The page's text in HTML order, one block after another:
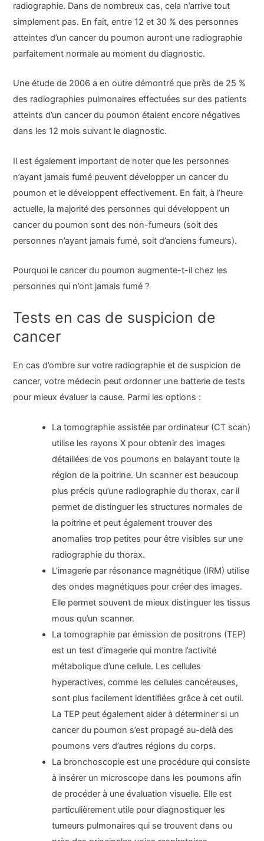
radiographie. Dans de nombreux cas, cela n’arrive tout
simplement pas. En fait, entre 12 et 30 % des personnes
atteintes d’un cancer du poumon auront une radiographie
parfaitement normale au moment du diagnostic.
Une étude de 2006 a en outre démontré que près de 25 %
des radiographies pulmonaires effectuées sur des patients
atteints d’un cancer du poumon étaient encore négatives
dans les 12 mois suivant le diagnostic.
Il est également important de noter que les personnes
n’ayant jamais fumé peuvent développer un cancer du
poumon et le développent effectivement. En fait, à l’heure
actuelle, la majorité des personnes qui développent un
cancer du poumon sont des non-fumeurs (soit des
personnes n’ayant jamais fumé, soit d’anciens fumeurs).
Pourquoi le cancer du poumon augmente-t-il chez les
personnes qui n’ont jamais fumé ?
Tests en cas de suspicion de
cancer
En cas d’ombre sur votre radiographie et de suspicion de
cancer, votre médecin peut ordonner une batterie de tests
pour mieux évaluer la cause. Parmi les options :
La tomographie assistée par ordinateur (CT scan)
utilise les rayons X pour obtenir des images
détaillées de vos poumons en balayant toute la
région de la poitrine. Un scanner est beaucoup
plus précis qu’une radiographie du thorax, car il
permet de distinguer les structures normales de
la poitrine et peut également trouver des
anomalies trop petites pour être visibles sur une
radiographie du thorax.
L’imagerie par résonance magnétique (IRM) utilise
des ondes magnétiques pour créer des images.
Elle permet souvent de mieux distinguer les tissus
mous qu’un scanner.
La tomographie par émission de positrons (TEP)
est un test d’imagerie qui montre l’activité
métabolique d’une cellule. Les cellules
hyperactives, comme les cellules cancéreuses,
sont plus facilement identifiées grâce à cet outil.
La TEP peut également aider à déterminer si un
cancer du poumon s’est propagé au-delà des
poumons vers d’autres régions du corps.
La bronchoscopie est une procédure qui consiste
à insérer un microscope dans les poumons afin
de procéder à une évaluation visuelle. Elle est
particulièrement utile pour diagnostiquer les
tumeurs pulmonaires qui se trouvent dans ou